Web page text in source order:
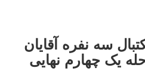
سه نفره آقایان
یک چهارم نهایی